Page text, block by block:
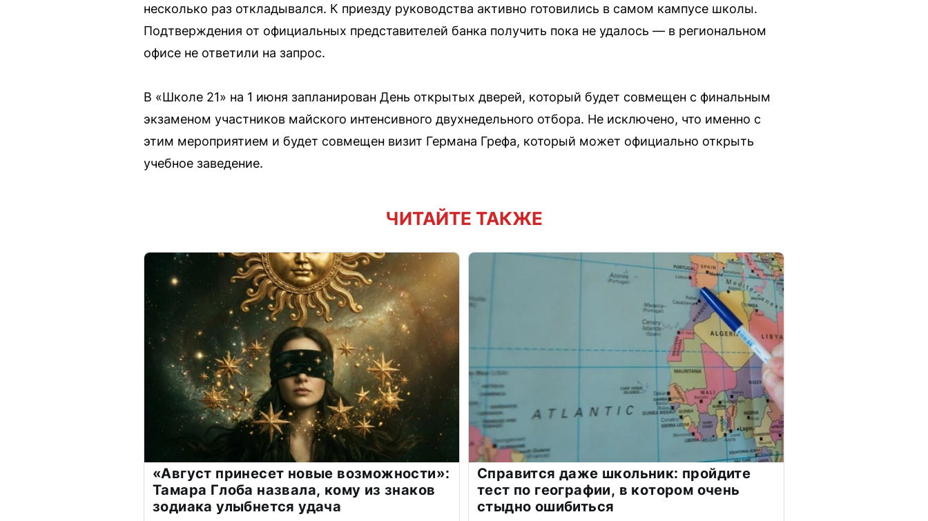
несколько раз откладывался. К приезду руководства активно готовились в самом кампусе школы.
Подтверждения от официальных представителей банка получить пока не удалось — в региональном
офисе не ответили на запрос.
В «Школе 21» на 1 июня запланирован День открытых дверей, который будет совмещен с финальным
экзаменом участников майского интенсивного двухнедельного отбора. Не исключено, что именно с
этим мероприятием и будет совмещен визит Германа Грефа, который может официально открыть
учебное заведение.
ЧИТАЙТЕ ТАКЖЕ
«Август принесет новые возможности»:
Тамара Глоба назвала, кому из знаков
зодиака улыбнется удача
Справится даже школьник: пройдите
тест по географии, в котором очень
стыдно ошибиться